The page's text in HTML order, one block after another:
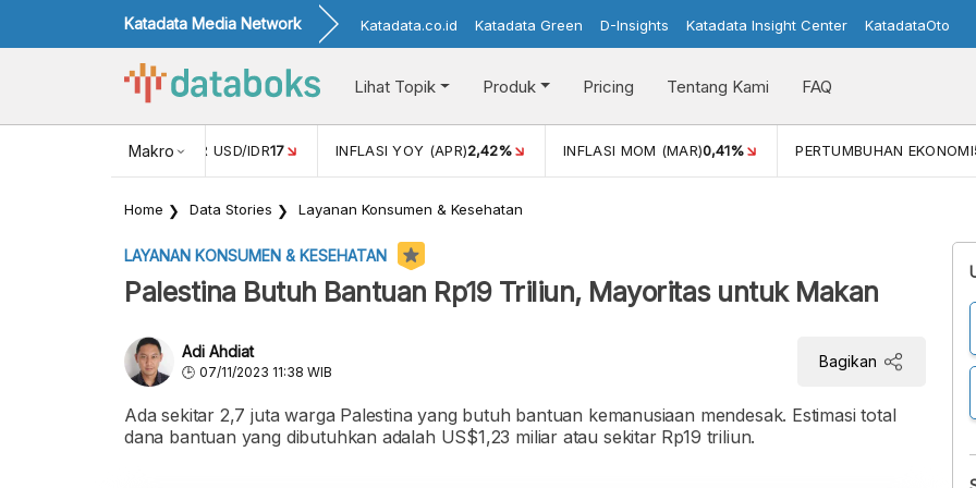
Katadata Media Network Katadata.co.id Katadata Green D-Insights Katadata Insight Center KatadataOto
Lihat Topik Produk Pricing Tentang Kami FAQ
Makro
NILAI TUKAR USD/IDR17 INFLASI YOY (APR)2,42% INFLASI MOM (MAR)0,41% PERTUMBUHAN EKONOMI
Home Data Stories Layanan Konsumen & Kesehatan
LAYANAN KONSUMEN & KESEHATAN
Palestina Butuh Bantuan Rp19 Triliun, Mayoritas untuk Makan
Adi Ahdiat
07/11/2023 11:38 WIB
Bagikan
Ada sekitar 2,7 juta warga Palestina yang butuh bantuan kemanusiaan mendesak. Estimasi total
dana bantuan yang dibutuhkan adalah US$1,23 miliar atau sekitar Rp19 triliun.